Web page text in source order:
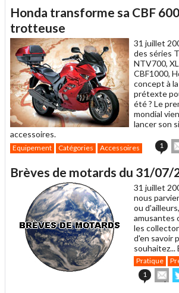
à
Honda transforme sa CBF
trotteuse
31 juillet
des séries
NTV700,
CBF1000,
concept à
prétexte
été ? Le
mondial
lancer son
accessoires.
Equipement Catégories Accessoires 1
à
Brèves de motards du 31/07/
31 juillet
nous
ou
amusantes
les
d'en savoir
souhaitez...
Pratique
1
cet